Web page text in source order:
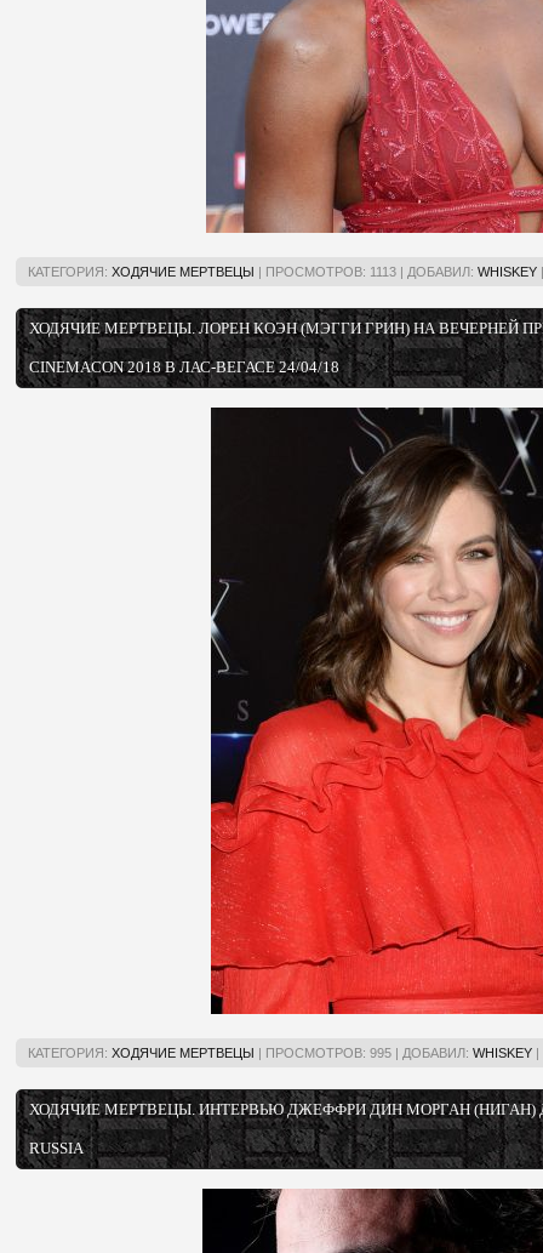
КАТЕГОРИЯ: ХОДЯЧИЕ МЕРТВЕЦЫ | ПРОСМОТРОВ: 1113 | ДОБАВИЛ: WHISKEY
ХОДЯЧИЕ МЕРТВЕЦЫ. ЛОРЕН КОЭН (МЭГГИ ГРИН) НА ВЕЧЕРНЕЙ
CINEMACON 2018 В ЛАС-ВЕГАСЕ 24/04/18
КАТЕГОРИЯ: ХОДЯЧИЕ МЕРТВЕЦЫ | ПРОСМОТРОВ: 995 | ДОБАВИЛ: WHISKEY |
ХОДЯЧИЕ МЕРТВЕЦЫ. ИНТЕРВЬЮ ДЖЕФФРИ ДИН МОРГАН (НИГАН) ДЛЯ
RUSSIA